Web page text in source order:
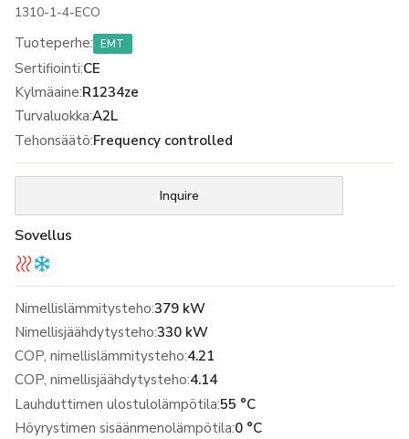
1310-1-4-ECO
Tuoteperhe: EMT
Sertifiointi:CE
Kylmäaine:R1234ze
Turvaluokka:A2L
Tehonsäätö:Frequency controlled
Inquire
Sovellus
Nimellislämmitysteho:379 kW
Nimellisjäähdytysteho:330 kW
COP, nimellislämmitysteho:4.21
COP, nimellisjäähdytysteho:4.14
Lauhduttimen ulostulolämpötila:55 °C
Höyrystimen sisäänmenolämpötila:0 °C